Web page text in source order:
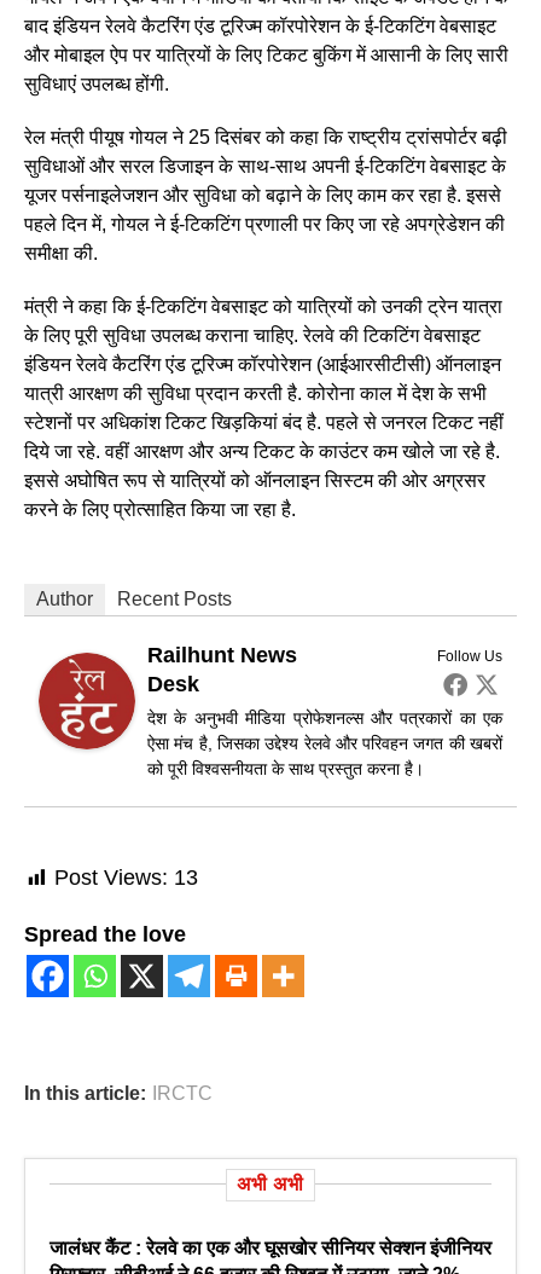
बाद इंडियन रेलवे कैटरिंग एंड टूरिज्म कॉरपोरेशन के ई-टिकटिंग वेबसाइट
और मोबाइल ऐप पर यात्रियों के लिए टिकट बुकिंग में आसानी के लिए सारी
सुविधाएं उपलब्ध होंगी.
रेल मंत्री पीयूष गोयल ने 25 दिसंबर को कहा कि राष्ट्रीय ट्रांसपोर्टर बढ़ी
सुविधाओं और सरल डिजाइन के साथ-साथ अपनी ई-टिकटिंग वेबसाइट के
यूजर पर्सनाइलेजशन और सुविधा को बढ़ाने के लिए काम कर रहा है. इससे
पहले दिन में, गोयल ने ई-टिकटिंग प्रणाली पर किए जा रहे अपग्रेडेशन की
समीक्षा की.
मंत्री ने कहा कि ई-टिकटिंग वेबसाइट को यात्रियों को उनकी ट्रेन यात्रा
के लिए पूरी सुविधा उपलब्ध कराना चाहिए. रेलवे की टिकटिंग वेबसाइट
इंडियन रेलवे कैटरिंग एंड टूरिज्म कॉरपोरेशन (आईआरसीटीसी) ऑनलाइन
यात्री आरक्षण की सुविधा प्रदान करती है. कोरोना काल में देश के सभी
स्टेशनों पर अधिकांश टिकट खिड़कियां बंद है. पहले से जनरल टिकट नहीं
दिये जा रहे. वहीं आरक्षण और अन्य टिकट के काउंटर कम खोले जा रहे है.
इससे अघोषित रूप से यात्रियों को ऑनलाइन सिस्टम की ओर अग्रसर
करने के लिए प्रोत्साहित किया जा रहा है.
Author Recent Posts
Follow Us
Railhunt News
Desk
देश के अनुभवी मीडिया प्रोफेशनल्स और पत्रकारों का एक
ऐसा मंच है, जिसका उद्देश्य रेलवे और परिवहन जगत की खबरों
को पूरी विश्वसनीयता के साथ प्रस्तुत करना है।
Post Views: 13
Spread the love
In this article: IRCTC
अभी अभी
जालंधर कैंट : रेलवे का एक और घूसखोर सीनियर सेक्शन इंजीनियर